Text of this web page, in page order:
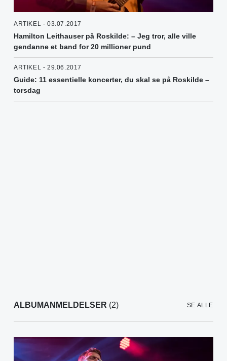
ARTIKEL - 03.07.2017
Hamilton Leithauser på Roskilde: – Jeg tror, alle ville
gendanne et band for 20 millioner pund
ARTIKEL - 29.06.2017
Guide: 11 essentielle koncerter, du skal se på Roskilde –
torsdag
ALBUMANMELDELSER (2) SE ALLE